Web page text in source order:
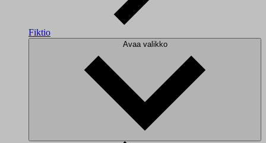
Fiktio
Avaa valikko